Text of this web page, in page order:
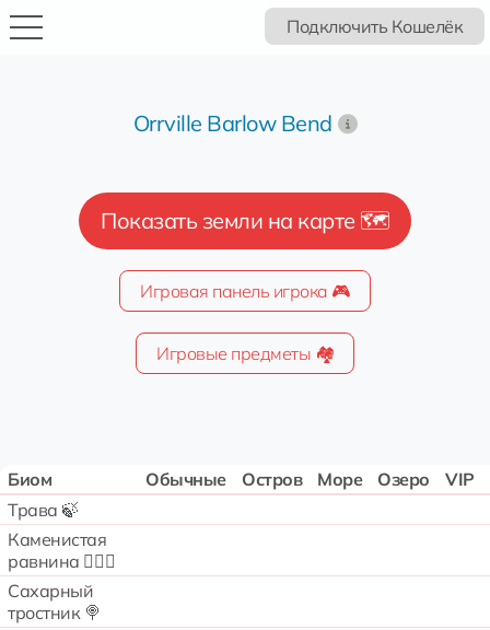
Подключить Кошелёк
Orrville Barlow Bend
Показать земли на карте 🗺️
Игровая панель игрока 🎮
Игровые предметы 🏘️
Биом Обычные Остров Море Озеро
VIP
Трава 🍃
Каменистая
равнина 🧗🏻‍♂️
Сахарный
тростник 🍭